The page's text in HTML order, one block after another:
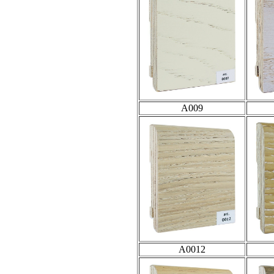
A009
A0012